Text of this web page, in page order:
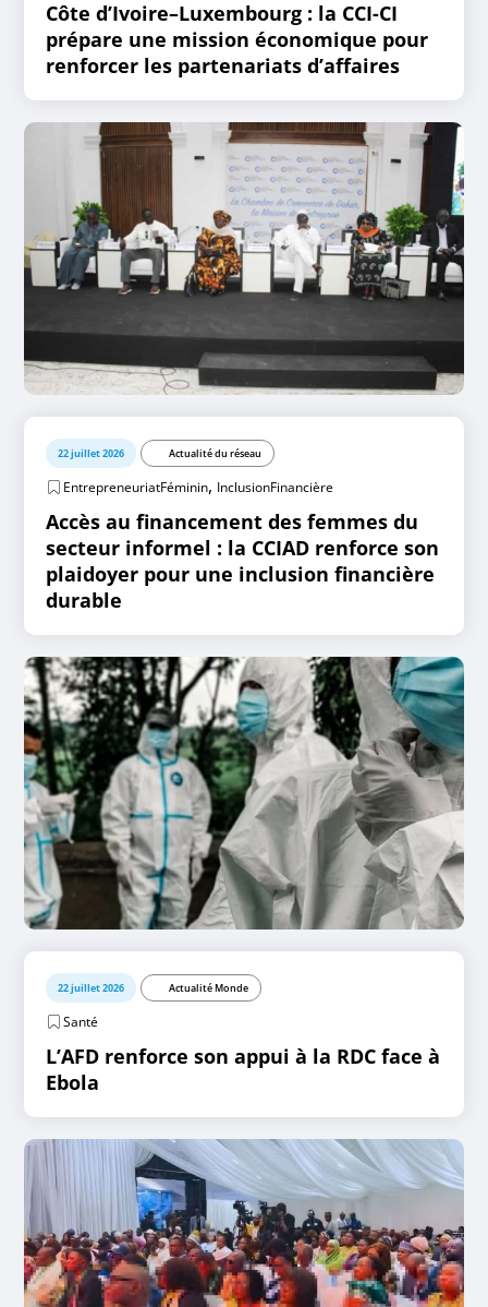
Côte d’Ivoire–Luxembourg : la CCI-CI
prépare une mission économique pour
renforcer les partenariats d’affaires
22 juillet 2026 Actualité du réseau
EntrepreneuriatFéminin, InclusionFinancière
Accès au financement des femmes du
secteur informel : la CCIAD renforce son
plaidoyer pour une inclusion financière
durable
22 juillet 2026 Actualité Monde
Santé
L’AFD renforce son appui à la RDC face à
Ebola